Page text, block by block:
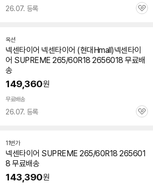
26.07. 등록
관
옥션
넥센타이어 넥센타이어 (현대Hmall)넥센타이
어 SUPREME 265/60R18 2656018 무료배
송
149,360원
무료배송
26.07. 등록
관
11번가
넥센타이어 SUPREME 265/60R18 265601
8 무료배송
143,390원